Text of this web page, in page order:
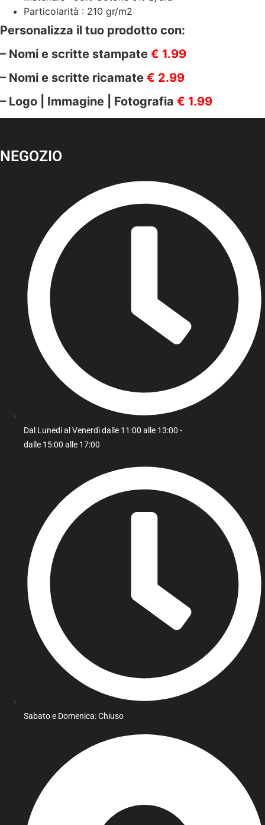
Particolarità : 210 gr/m2
Personalizza il tuo prodotto con:
– Nomi e scritte stampate € 1.99
– Nomi e scritte ricamate € 2.99
– Logo | Immagine | Fotografia € 1.99
NEGOZIO
Dal Lunedi al Venerdì dalle 11:00 alle 13:00 -
dalle 15:00 alle 17:00
Sabato e Domenica: Chiuso